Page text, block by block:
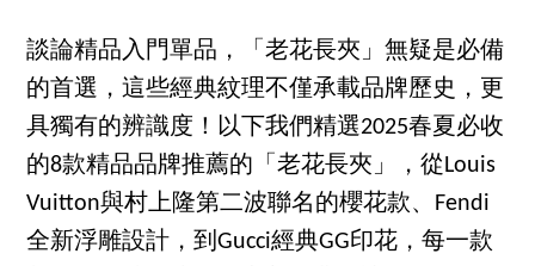
談論精品入門單品，「老花長夾」無疑是必備
的首選，這些經典紋理不僅承載品牌歷史，更
具獨有的辨識度！以下我們精選2025春夏必收
的8款精品品牌推薦的「老花長夾」，從Louis
Vuitton與村上隆第二波聯名的櫻花款、Fendi
全新浮雕設計，到Gucci經典GG印花，每一款